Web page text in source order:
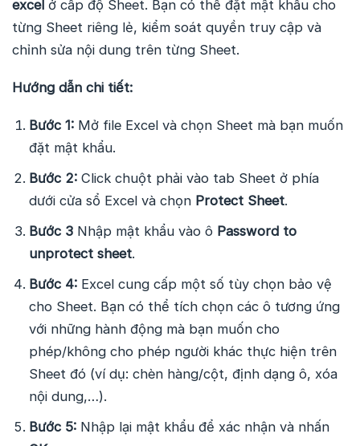
excel ở cấp độ Sheet. Bạn có thể đặt mật khẩu cho
từng Sheet riêng lẻ, kiểm soát quyền truy cập và
chỉnh sửa nội dung trên từng Sheet.
Hướng dẫn chi tiết:
Bước 1: Mở file Excel và chọn Sheet mà bạn muốn
đặt mật khẩu.
Bước 2: Click chuột phải vào tab Sheet ở phía
dưới cửa sổ Excel và chọn Protect Sheet.
Bước 3 Nhập mật khẩu vào ô Password to
unprotect sheet.
Bước 4: Excel cung cấp một số tùy chọn bảo vệ
cho Sheet. Bạn có thể tích chọn các ô tương ứng
với những hành động mà bạn muốn cho
phép/không cho phép người khác thực hiện trên
Sheet đó (ví dụ: chèn hàng/cột, định dạng ô, xóa
nội dung,…).
Bước 5: Nhập lại mật khẩu để xác nhận và nhấn